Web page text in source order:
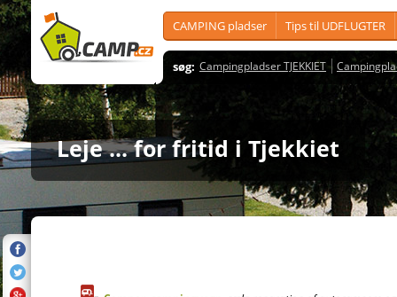
CAMPING pladser Tips til UDFLUGTER
søg: Campingpladser TJEKKIET
Leje ... for fritid i Tjekkiet